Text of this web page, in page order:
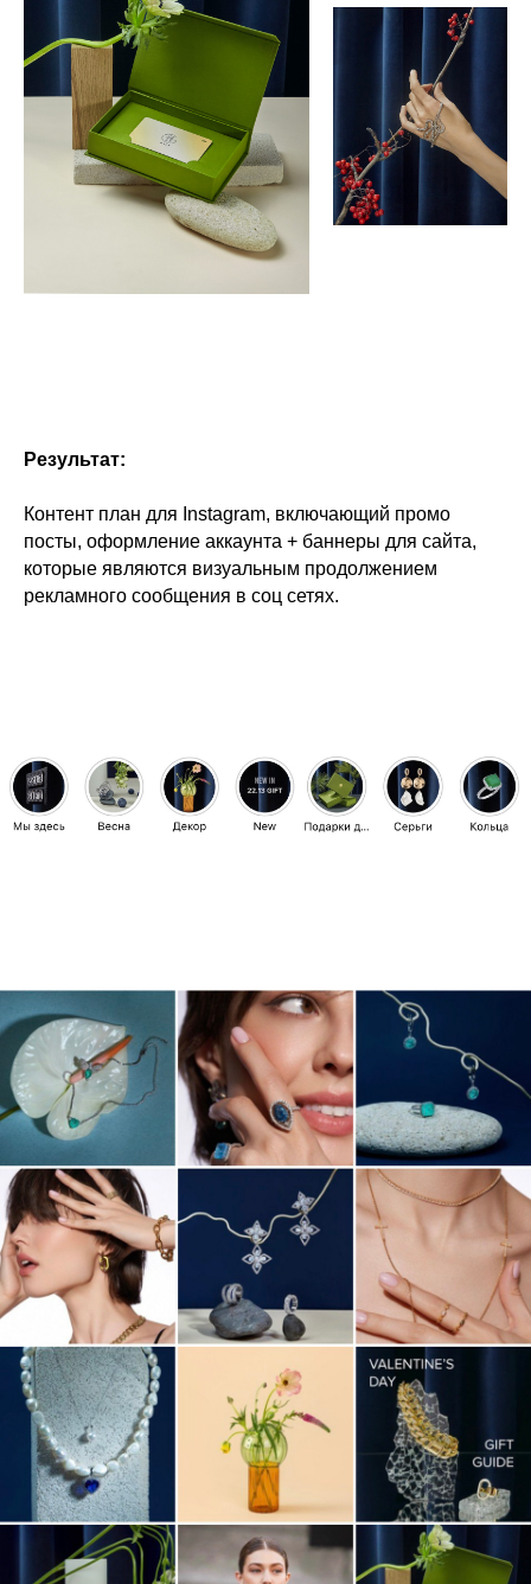
Результат:
Контент план для Instagram, включающий промо
посты, оформление аккаунта + баннеры для сайта,
которые являются визуальным продолжением
рекламного сообщения в соц сетях.